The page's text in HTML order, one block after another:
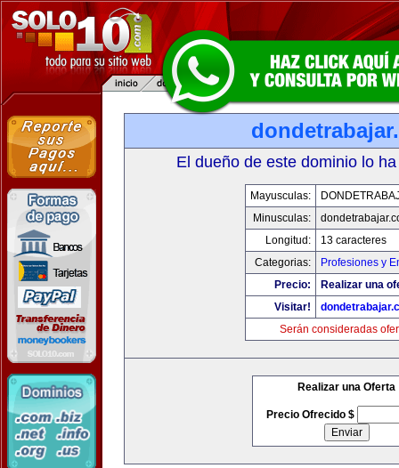
El dueño de este dominio lo
Mayusculas:
Minusculas:
Longitud:
13 caracteres
Categorias:
Profesiones y
Precio:
Realizar una
Visitar!
Serán consideradas
Realizar una Oferta
Precio Ofrecido $